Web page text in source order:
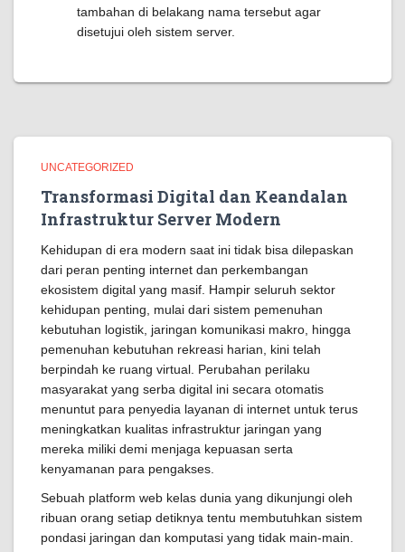
tambahan di belakang nama tersebut agar
disetujui oleh sistem server.
UNCATEGORIZED
Transformasi Digital dan Keandalan
Infrastruktur Server Modern
Kehidupan di era modern saat ini tidak bisa dilepaskan
dari peran penting internet dan perkembangan
ekosistem digital yang masif. Hampir seluruh sektor
kehidupan penting, mulai dari sistem pemenuhan
kebutuhan logistik, jaringan komunikasi makro, hingga
pemenuhan kebutuhan rekreasi harian, kini telah
berpindah ke ruang virtual. Perubahan perilaku
masyarakat yang serba digital ini secara otomatis
menuntut para penyedia layanan di internet untuk terus
meningkatkan kualitas infrastruktur jaringan yang
mereka miliki demi menjaga kepuasan serta
kenyamanan para pengakses.
Sebuah platform web kelas dunia yang dikunjungi oleh
ribuan orang setiap detiknya tentu membutuhkan sistem
pondasi jaringan dan komputasi yang tidak main-main.